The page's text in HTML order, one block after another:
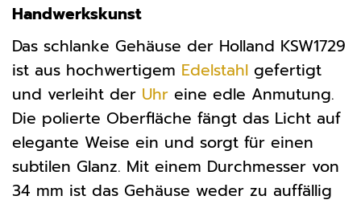
Handwerkskunst
Das schlanke Gehäuse der Holland KSW1729
ist aus hochwertigem Edelstahl gefertigt
und verleiht der Uhr eine edle Anmutung.
Die polierte Oberfläche fängt das Licht auf
elegante Weise ein und sorgt für einen
subtilen Glanz. Mit einem Durchmesser von
34 mm ist das Gehäuse weder zu auffällig